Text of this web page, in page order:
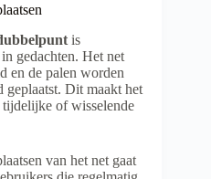
is
gedachten. Het net
en de palen worden
geplaatst. Dit maakt het
tijdelijke of wisselende
van het net gaat